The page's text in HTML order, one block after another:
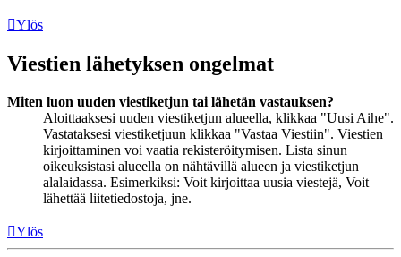
Ylös
Viestien lähetyksen ongelmat
Miten luon uuden viestiketjun tai lähetän vastauksen?
Aloittaaksesi uuden viestiketjun alueella, klikkaa "Uusi Aihe".
Vastataksesi viestiketjuun klikkaa "Vastaa Viestiin". Viestien
kirjoittaminen voi vaatia rekisteröitymisen. Lista sinun
oikeuksistasi alueella on nähtävillä alueen ja viestiketjun
alalaidassa. Esimerkiksi: Voit kirjoittaa uusia viestejä, Voit
lähettää liitetiedostoja, jne.
Ylös